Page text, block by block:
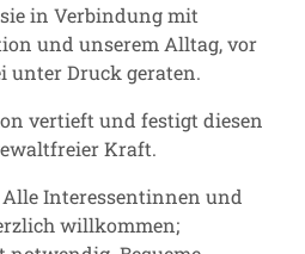
in Verbindung mit
und unserem Alltag, vor
unter Druck geraten.
vertieft und festigt diesen
Kraft.
Interessentinnen und
willkommen;